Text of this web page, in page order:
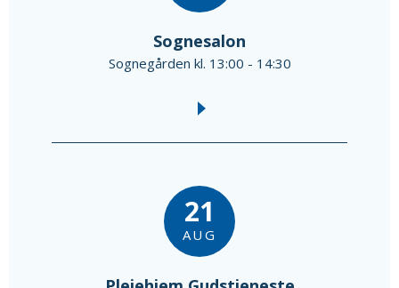
Sognesalon
Sognegården kl. 13:00 - 14:30
21
AUG